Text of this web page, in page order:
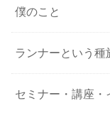
僕のこと
ランナーという種
セミナー・講座・